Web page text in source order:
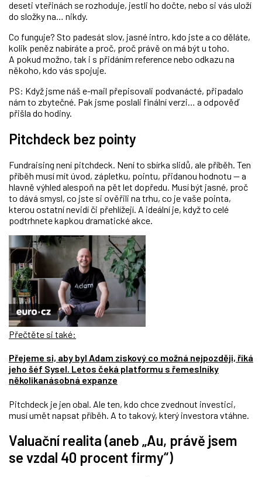
deseti vteřinách se rozhoduje, jestli ho dočte, nebo si vás uloží
do složky na… nikdy.
Co funguje? Sto padesát slov, jasné intro, kdo jste a co děláte,
kolik peněz nabíráte a proč, proč právě on má být u toho.
A pokud možno, tak i s přidáním reference nebo odkazu na
někoho, kdo vás spojuje.
PS: Když jsme náš e-mail přepisovali podvanácté, připadalo
nám to zbytečné. Pak jsme poslali finální verzi… a odpověď
přišla do hodiny.
Pitchdeck bez pointy
Fundraising není pitchdeck. Není to sbírka slidů, ale příběh. Ten
příběh musí mít úvod, zápletku, pointu, přidanou hodnotu — a
hlavně výhled alespoň na pět let dopředu. Musí být jasné, proč
to dává smysl, co jste si ověřili na trhu, co je vaše pointa,
kterou ostatní nevidí či přehlížejí. A ideální je, když to celé
podtrhnete kapkou dramatické akce.
Přečtěte si také:
Přejeme si, aby byl Adam ziskový co možná nejpozději, říká
jeho šéf Sysel. Letos čeká platformu s řemeslníky
několikanásobná expanze
Pitchdeck je jen obal. Ale ten, kdo chce zvednout investici,
musí umět napsat příběh. A to takový, který investora vtáhne.
Valuační realita (aneb „Au, právě jsem
se vzdal 40 procent firmy“)